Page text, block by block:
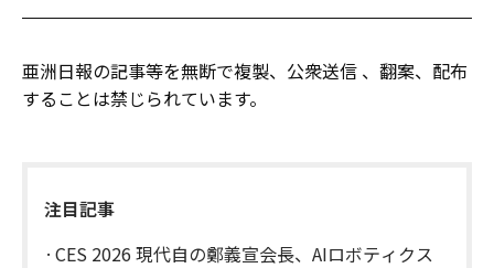
亜洲日報の記事等を無断で複製、公衆送信 、翻案、配布
することは禁じられています。
注目記事
CES 2026 現代自の鄭義宣会長、AIロボティクス